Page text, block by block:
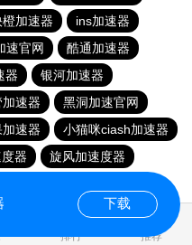
橙加速器
ins加速器
速官网
酷通加速器
器
银河加速器
速器
黑洞加速官网
速器
小猫咪ciash加速器
器
旋风加速度器
排行 推荐
下载
0.204358s